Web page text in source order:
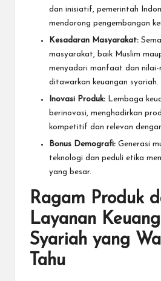
dan inisiatif, pemerintah
mendorong pengembangan
Kesadaran Masyarakat:
masyarakat, baik Muslim
menyadari manfaat dan nilai-
ditawarkan keuangan syariah.
Inovasi Produk: Lembaga
berinovasi, menghadirkan
kompetitif dan relevan
Bonus Demografi: Generasi
teknologi dan peduli etika
yang besar.
Ragam Produk
Layanan
Syariah yang
Tahu